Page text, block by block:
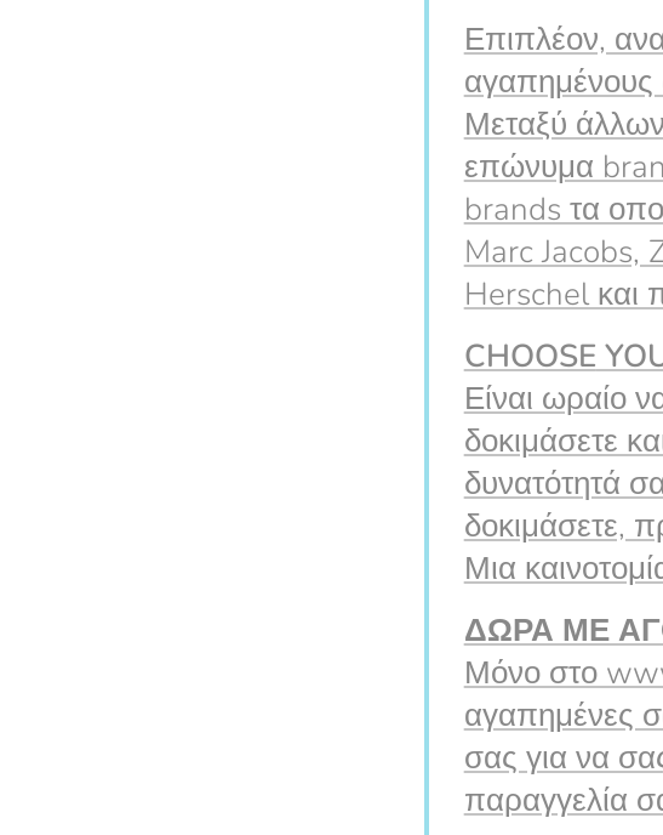
Επιπλέον,
αγαπημένους
Μεταξύ άλλων
επώνυμα
brands τα
Marc Jacobs,
Herschel και
CHOOSE
Είναι ωραίο
δοκιμάσετε
δυνατότητά
δοκιμάσετε,
Μια
ΔΩΡΑ ΜΕ
Μόνο στο
αγαπημένες
σας για να
παραγγελία